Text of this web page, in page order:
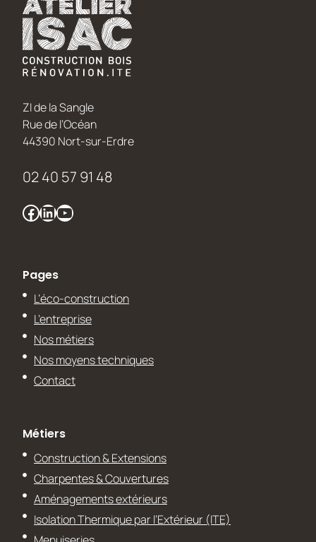
ZI de la Sangle
Rue de l’Océan
44390 Nort-sur-Erdre
02 40 57 91 48
Facebook
LinkedIn
YouTube
Pages
L’éco-construction
L’entreprise
Nos métiers
Nos moyens techniques
Contact
Métiers
Construction & Extensions
Charpentes & Couvertures
Aménagements extérieurs
Isolation Thermique par l’Extérieur (ITE)